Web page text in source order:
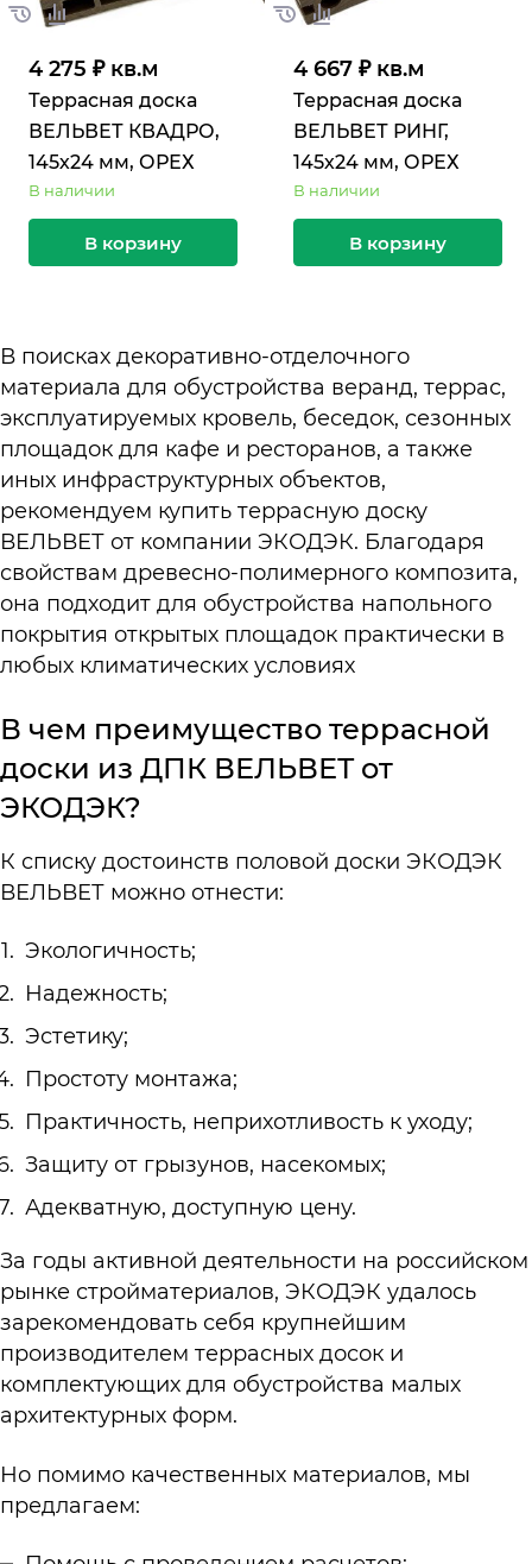
4 275 ₽ кв.м
Террасная доска
ВЕЛЬВЕТ КВАДРО,
145х24 мм, ОРЕХ
В наличии
В корзину
4 667 ₽ кв.м
Террасная доска
ВЕЛЬВЕТ РИНГ,
145х24 мм, ОРЕХ
В наличии
В корзину
В поисках декоративно-отделочного
материала для обустройства веранд, террас,
эксплуатируемых кровель, беседок, сезонных
площадок для кафе и ресторанов, а также
иных инфраструктурных объектов,
рекомендуем купить террасную доску
ВЕЛЬВЕТ от компании ЭКОДЭК. Благодаря
свойствам древесно-полимерного композита,
она подходит для обустройства напольного
покрытия открытых площадок практически в
любых климатических условиях
В чем преимущество террасной
доски из ДПК ВЕЛЬВЕТ от
ЭКОДЭК?
К списку достоинств половой доски ЭКОДЭК
ВЕЛЬВЕТ можно отнести:
Экологичность;
Надежность;
Эстетику;
Простоту монтажа;
Практичность, неприхотливость к уходу;
Защиту от грызунов, насекомых;
Адекватную, доступную цену.
За годы активной деятельности на российском
рынке стройматериалов, ЭКОДЭК удалось
зарекомендовать себя крупнейшим
производителем террасных досок и
комплектующих для обустройства малых
архитектурных форм.
Но помимо качественных материалов, мы
предлагаем: